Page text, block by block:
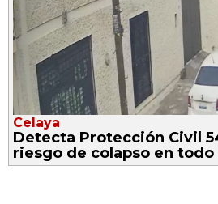
Celaya
Detecta Protección Civil
riesgo de colapso en todo